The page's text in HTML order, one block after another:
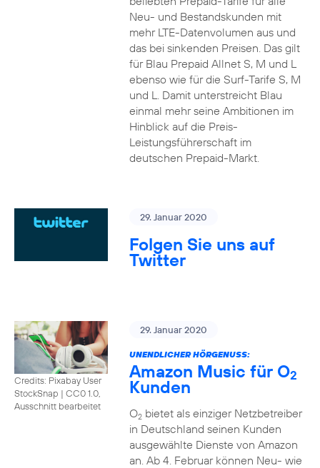
Neu- und Bestandskunden mit
mehr LTE-Datenvolumen aus und
das bei sinkenden Preisen. Das gilt
für Blau Prepaid Allnet S, M und L
ebenso wie für die Surf-Tarife S, M
und L. Damit unterstreicht Blau
einmal mehr seine Ambitionen im
Hinblick auf die Preis-
Leistungsführerschaft im
deutschen Prepaid-Markt.
29. Januar 2020
Folgen Sie uns auf
Twitter
Credits: Pixabay User
StockSnap | CC0 1.0,
Ausschnitt bearbeitet
29. Januar 2020
UNENDLICHER HÖRGENUSS:
Amazon Music für O2
Kunden
O2bietet als einziger Netzbetreiber
in Deutschland seinen Kunden
ausgewählte Dienste von Amazon
an. Ab 4. Februar können Neu- wie